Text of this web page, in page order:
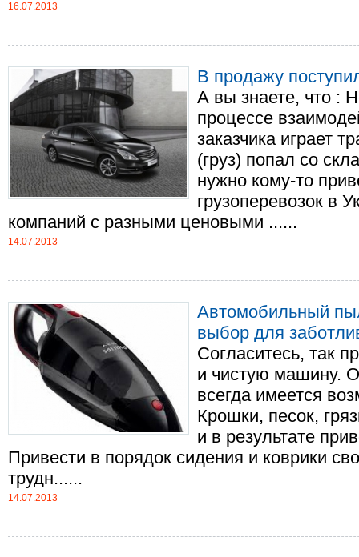
16.07.2013
В продажу
А вы знаете, что :
процессе
заказчика играет
(груз) попал со
нужно кому-то
грузоперевозок в
компаний с разными ценовыми ......
14.07.2013
Автомобильный
выбор для
Согласитесь, так
и чистую машину.
всегда имеется
Крошки, песок,
и в результате
Привести в порядок сидения и коврики
трудн......
14.07.2013